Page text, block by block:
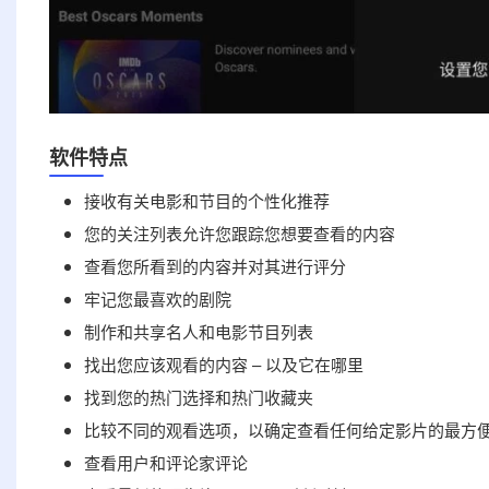
软件特点
接收有关电影和节目的个性化推荐
您的关注列表允许您跟踪您想要查看的内容
查看您所看到的内容并对其进行评分
牢记您最喜欢的剧院
制作和共享名人和电影节目列表
找出您应该观看的内容 – 以及它在哪里
找到您的热门选择和热门收藏夹
比较不同的观看选项，以确定查看任何给定影片的最方
查看用户和评论家评论